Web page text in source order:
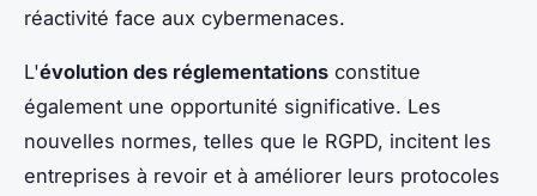
réactivité face aux cybermenaces.
L'évolution des réglementations constitue
également une opportunité significative. Les
nouvelles normes, telles que le RGPD, incitent les
entreprises à revoir et à améliorer leurs protocoles